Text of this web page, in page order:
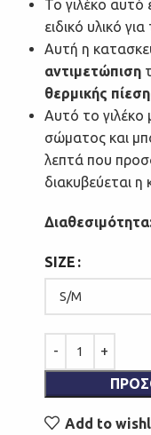
Το γιλέκο αυτό
ειδικό υλικό για
Αυτή η
αντιμετώπιση
θερμικής
Αυτό το γιλέκο
σώματος και
λεπτά που
διακυβεύεται η
SIZE
Add to